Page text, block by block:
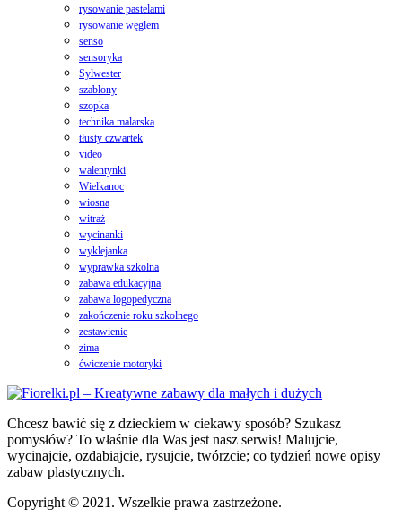
rysowanie pastelami
rysowanie węglem
senso
sensoryka
Sylwester
szablony
szopka
technika malarska
tłusty czwartek
video
walentynki
Wielkanoc
wiosna
witraż
wycinanki
wyklejanka
wyprawka szkolna
zabawa edukacyjna
zabawa logopedyczna
zakończenie roku szkolnego
zestawienie
zima
ćwiczenie motoryki
Chcesz bawić się z dzieckiem w ciekawy sposób? Szukasz
pomysłów? To właśnie dla Was jest nasz serwis! Malujcie,
wycinajcie, ozdabiajcie, rysujcie, twórzcie; co tydzień nowe opisy
zabaw plastycznych.
Copyright © 2021. Wszelkie prawa zastrzeżone.